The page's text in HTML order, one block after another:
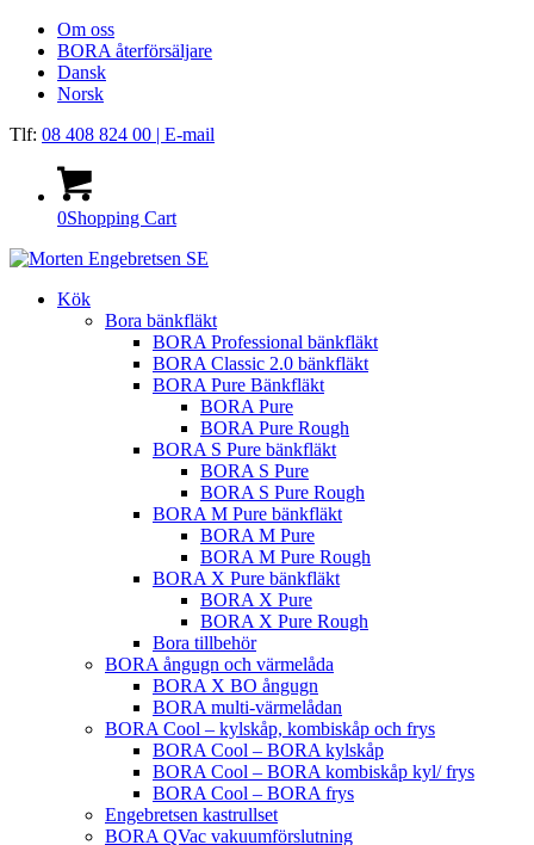
Om oss
BORA återförsäljare
Dansk
Norsk
Tlf: 08 408 824 00 | E-mail
0Shopping Cart
Kök
Bora bänkfläkt
BORA Professional bänkfläkt
BORA Classic 2.0 bänkfläkt
BORA Pure Bänkfläkt
BORA Pure
BORA Pure Rough
BORA S Pure bänkfläkt
BORA S Pure
BORA S Pure Rough
BORA M Pure bänkfläkt
BORA M Pure
BORA M Pure Rough
BORA X Pure bänkfläkt
BORA X Pure
BORA X Pure Rough
Bora tillbehör
BORA ångugn och värmelåda
BORA X BO ångugn
BORA multi-värmelådan
BORA Cool – kylskåp, kombiskåp och frys
BORA Cool – BORA kylskåp
BORA Cool – BORA kombiskåp kyl/ frys
BORA Cool – BORA frys
Engebretsen kastrullset
BORA QVac vakuumförslutning